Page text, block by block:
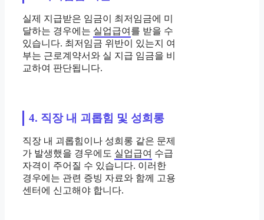
실제 지급받은 임금이 최저임금에 미
달하는 경우에는 실업급여 를 받을 수
있습니다. 최저임금 위반이 있는지 여
부는 근로계약서와 실 지급 임금을 비
교하여 판단됩니다.
4. 직장 내 괴롭힘 및 성희롱
직장 내 괴롭힘이나 성희롱 같은 문제
가 발생했을 경우에도 실업급여 수급
자격이 주어질 수 있습니다. 이러한
경우에는 관련 증빙 자료와 함께 고용
센터에 신고해야 합니다.